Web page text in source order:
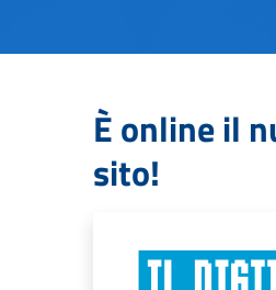
È online il
sito!